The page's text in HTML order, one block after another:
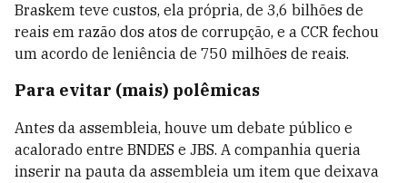
Braskem teve custos, ela própria, de 3,6 bilhões de
reais em razão dos atos de corrupção, e a CCR fechou
um acordo de leniência de 750 milhões de reais.
Para evitar (mais) polêmicas
Antes da assembleia, houve um debate público e
acalorado entre BNDES e JBS. A companhia queria
inserir na pauta da assembleia um item que deixava